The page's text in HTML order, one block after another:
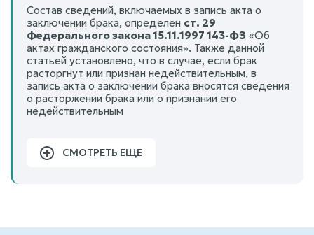
Состав сведений, включаемых в запись акта о
заключении брака, определен ст. 29
Федерального закона 15.11.1997 143-ФЗ «Об
актах гражданского состояния». Также данной
статьей установлено, что в случае, если брак
расторгнут или признан недействительным, в
запись акта о заключении брака вносятся сведения
о расторжении брака или о признании его
недействительным
СМОТРЕТЬ ЕЩЕ